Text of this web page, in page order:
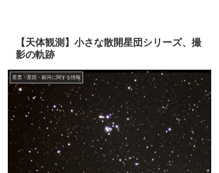
【天体観測】小さな散開星団シリーズ、撮
影の軌跡
星雲・星団・銀河に関する情報